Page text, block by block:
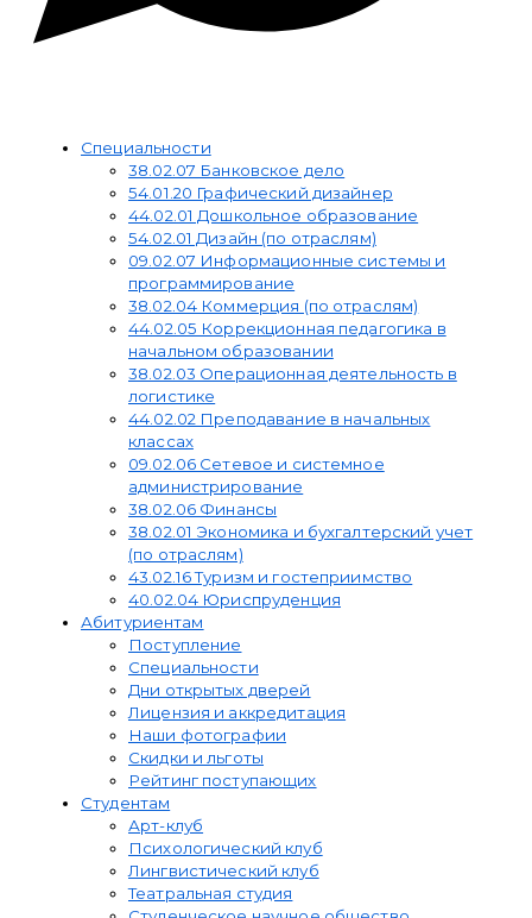
Специальности
38.02.07 Банковское дело
54.01.20 Графический дизайнер
44.02.01 Дошкольное образование
54.02.01 Дизайн (по отраслям)
09.02.07 Информационные системы и
программирование
38.02.04 Коммерция (по отраслям)
44.02.05 Коррекционная педагогика в
начальном образовании
38.02.03 Операционная деятельность в
логистике
44.02.02 Преподавание в начальных
классах
09.02.06 Сетевое и системное
администрирование
38.02.06 Финансы
38.02.01 Экономика и бухгалтерский учет
(по отраслям)
43.02.16 Туризм и гостеприимство
40.02.04 Юриспруденция
Абитуриентам
Поступление
Специальности
Дни открытых дверей
Лицензия и аккредитация
Наши фотографии
Скидки и льготы
Рейтинг поступающих
Студентам
Арт-клуб
Психологический клуб
Лингвистический клуб
Театральная студия